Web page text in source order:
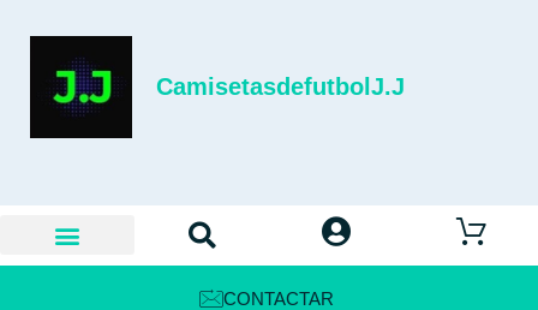
CamisetasdefutbolJ.J
CONTACTAR